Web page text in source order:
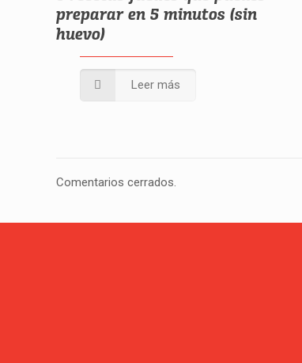
preparar en 5 minutos (sin
huevo)
Leer más
Comentarios cerrados.